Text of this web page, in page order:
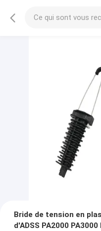
Bride de tension en
d'ADSS PA2000 PA3000